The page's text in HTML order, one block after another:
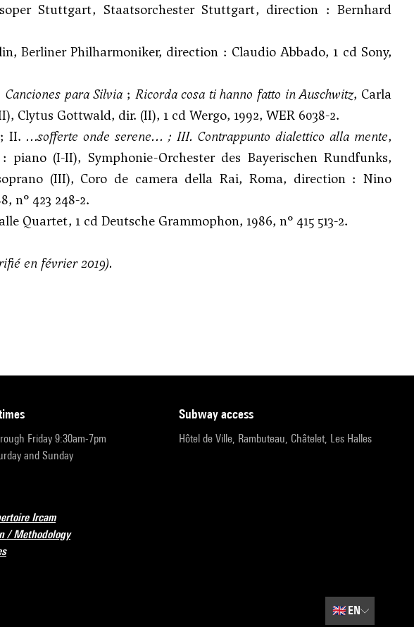
Stuttgart, Staatsorchester Stuttgart, direction : Bernhard
Berliner Philharmoniker, direction : Claudio Abbado, 1 cd Sony,
Canciones para Silvia ; Ricorda cosa ti hanno fatto in Auschwitz, Carla
Clytus Gottwald, dir. (II), 1 cd Wergo, 1992, WER 6038-2.
II. …sofferte onde serene… ; III. Contrappunto dialettico alla mente,
(I-II), Symphonie-Orchester des Bayerischen Rundfunks,
(III), Coro de camera della Rai, Roma, direction : Nino
n° 423 248-2.
Quartet, 1 cd Deutsche Grammophon, 1986, n° 415 513-2.
en février 2019).
Friday 9:30am-7pm
and Sunday
subway access
Hôtel de Ville, Rambuteau, Châtelet, Les Halles
Ircam
/ Methodology
🇬🇧EN